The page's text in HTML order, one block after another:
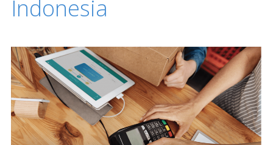
Indonesia